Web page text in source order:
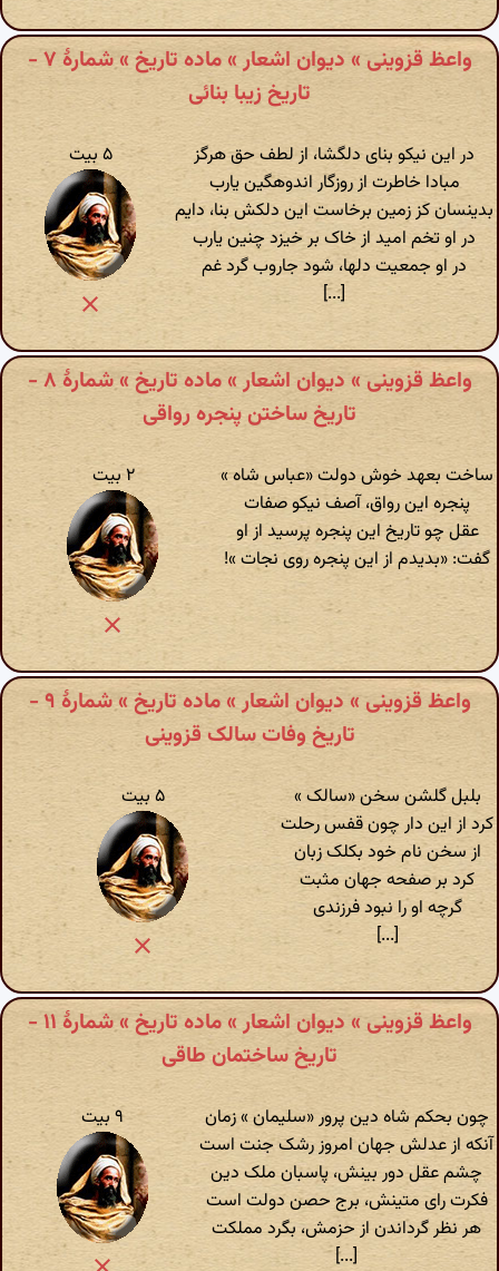
واعظ قزوینی » دیوان اشعار » ماده تاریخ » شمارهٔ ۷ -
تاریخ زیبا بنائی
در این نیکو بنای دلگشا، از لطف حق هرگز
مبادا خاطرت از روزگار اندوهگین یارب
بدینسان کز زمین برخاست این دلکش بنا، دایم
در او تخم امید از خاک بر خیزد چنین یارب
در او جمعیت دلها، شود جاروب گرد غم
[...]
۵ بیت
واعظ قزوینی » دیوان اشعار » ماده تاریخ » شمارهٔ ۸ -
تاریخ ساختن پنجره رواقی
ساخت بعهد خوش دولت «عباس شاه »
پنجره این رواق، آصف نیکو صفات
عقل چو تاریخ این پنجره پرسید از او
گفت: «بدیدم از این پنجره روی نجات »!
۲ بیت
واعظ قزوینی » دیوان اشعار » ماده تاریخ » شمارهٔ ۹ -
تاریخ وفات سالک قزوینی
بلبل گلشن سخن «سالک »
کرد از این دار چون قفس رحلت
از سخن نام خود بکلک زبان
کرد بر صفحه جهان مثبت
گرچه او را نبود فرزندی
[...]
۵ بیت
واعظ قزوینی » دیوان اشعار » ماده تاریخ » شمارهٔ ۱۱ -
تاریخ ساختمان طاقی
چون بحکم شاه دین پرور «سلیمان » زمان
آنکه از عدلش جهان امروز رشک جنت است
چشم عقل دور بینش، پاسبان ملک دین
فکرت رای متینش، برج حصن دولت است
هر نظر گرداندن از حزمش، بگرد مملکت
[...]
۹ بیت